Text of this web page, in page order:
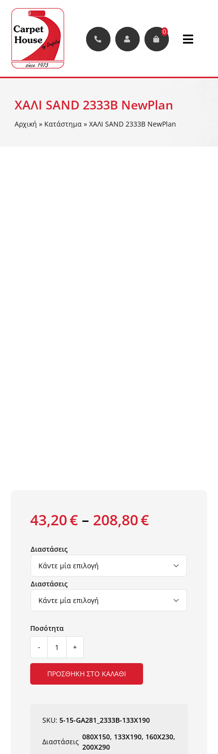
περιεχόμενο
0
Toggle
Μοκέτες
ΧΑΛΙ SAND 2333B NewPlan
Αρχική » Κατάστημα » ΧΑΛΙ SAND 2333B NewPlan
43,20€ – 208,80€
Διαστάσεις

Διαστάσεις

SAND
2333B
NewPlan
ΠΡΟΣΘΉΚΗ ΣΤΟ ΚΑΛΆΘΙ
SKU:5-15-GA281_2333B-133X190
Διαστάσεις
080X150, 133X190, 160X230,
200X290